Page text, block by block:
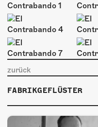
FOTOGALERIE
PHOTOMAT
INFOS
KONTAKT
ÜBER UNS
zurück
FABRIKGEFLÜSTER